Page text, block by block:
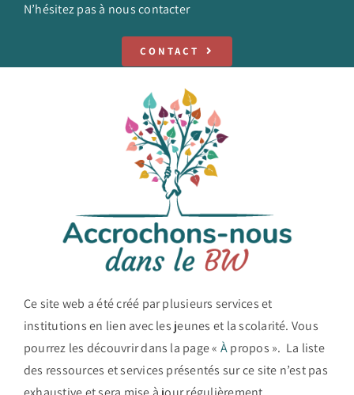
N’hésitez pas à nous contacter
CONTACT
Ce site web a été créé par plusieurs services et
institutions en lien avec les jeunes et la scolarité. Vous
pourrez les découvrir dans la page « Àpropos ». La liste
des ressources et services présentés sur ce site n’est pas